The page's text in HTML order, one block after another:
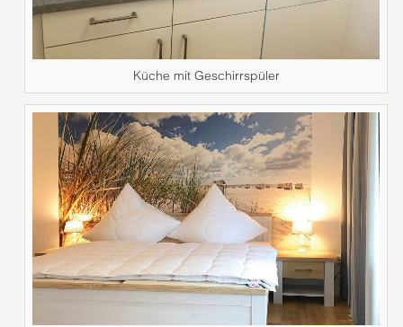
Küche mit Geschirrspüler